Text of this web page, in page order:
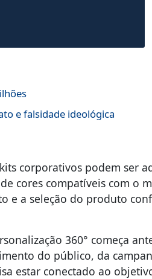
e falsidade ideológica
corporativos podem ser
cores compatíveis com o
e a seleção do produto
360° começa
do público, da
estar conectado ao